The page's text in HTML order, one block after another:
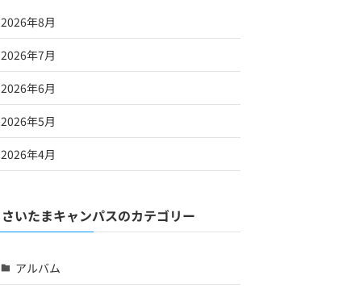
2026年8月
2026年7月
2026年6月
2026年5月
2026年4月
さいたまキャンパスのカテゴリー
アルバム